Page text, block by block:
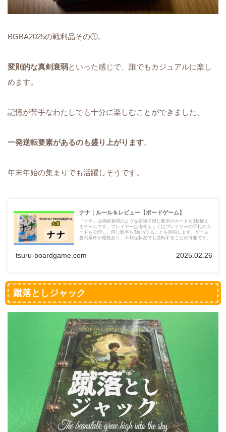
BGBA2025の戦利品その①。
変則的な真剣衰弱といった感じで、誰でもカジュアルに楽し
めます。
記憶が苦手なわたしでも十分に楽しむことができました。
一発逆転要素があるのも盛り上がります。
年末年始の集まりでも活躍しそうです。
ナナ｜ルール＆レビュー【ボードゲーム】
『ナナ』は神経衰弱のような要領で同じ数字のカードを3枚揃え
るゲームです。プレイヤーは場札もしくはプレイヤーの手札のカ
ードを公開し、同じ数字を3枚当てることを目指します。ゲーム
勝利条件が複数あり、不利な状況でも逆転することが可能です。
tsuru-boardgame.com 2025.02.26
蹴落としジャック